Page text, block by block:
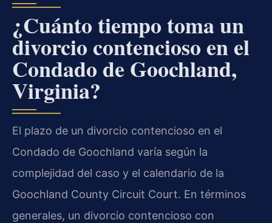
¿Cuánto tiempo toma un
divorcio contencioso en el
Condado de Goochland,
Virginia?
El plazo de un divorcio contencioso en el
Condado de Goochland varía según la
complejidad del caso y el calendario de la
Goochland County Circuit Court. En términos
generales, un divorcio contencioso con